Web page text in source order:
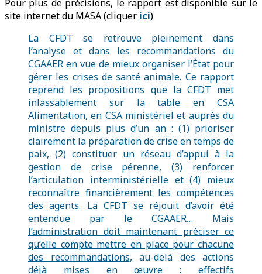
Pour plus de précisions, le rapport est disponible sur le
site internet du MASA (cliquer ici)
La CFDT se retrouve pleinement dans
l’analyse et dans les recommandations du
CGAAER en vue de mieux organiser l’État pour
gérer les crises de santé animale. Ce rapport
reprend les propositions que la CFDT met
inlassablement sur la table en CSA
Alimentation, en CSA ministériel et auprès du
ministre depuis plus d’un an : (1) prioriser
clairement la préparation de crise en temps de
paix, (2) constituer un réseau d’appui à la
gestion de crise pérenne, (3) renforcer
l’articulation interministérielle et (4) mieux
reconnaître financièrement les compétences
des agents. La CFDT se réjouit d’avoir été
entendue par le CGAAER… Mais
l’administration doit maintenant préciser ce
qu’elle compte mettre en place pour chacune
des recommandations, au-delà des actions
déjà mises en œuvre : effectifs